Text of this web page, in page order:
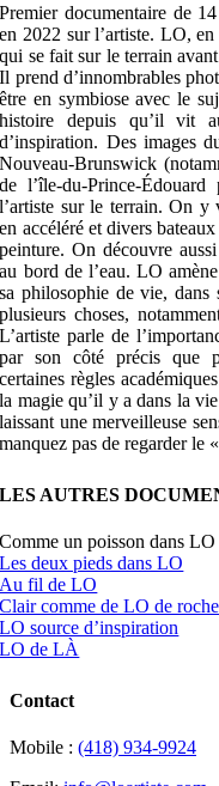
Premier documentaire de
en 2022 sur l’artiste. LO,
qui se fait sur le terrain
Il prend d’innombrables
être en symbiose avec le
histoire depuis qu’il vit
d’inspiration. Des images
Nouveau-Brunswick
de l’île-du-Prince-
l’artiste sur le terrain. On
en accéléré et divers
peinture. On découvre
au bord de l’eau. LO
sa philosophie de vie,
plusieurs choses,
L’artiste parle de
par son côté précis que
certaines règles
la magie qu’il y a dans la
laissant une merveilleuse
manquez pas de regarder le
LES AUTRES
Comme un poisson dans LO
Les deux pieds dans LO
Au fil de LO
Clair comme de LO de roche
LO source d’inspiration
LO de LÀ
Contact
Mobile : (418) 934-9924